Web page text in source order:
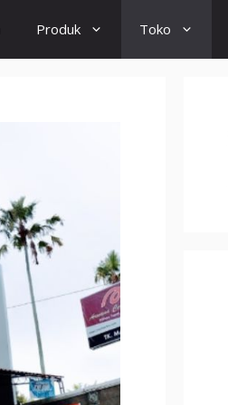
Produk Toko